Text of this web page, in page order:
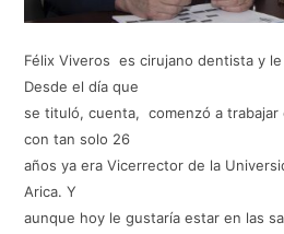
Félix Viveros es cirujano dentista y
Desde el día que
se tituló, cuenta, comenzó a trabajar
con tan solo 26
años ya era Vicerrector de la
Arica. Y
aunque hoy le gustaría estar en las